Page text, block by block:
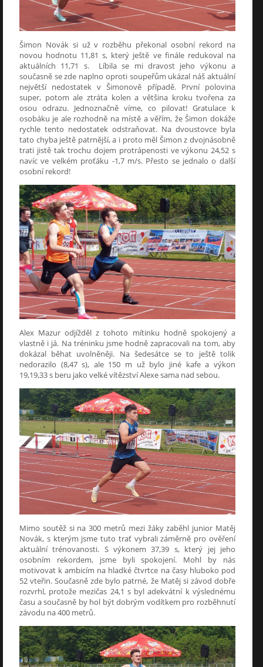
Šimon Novák si už v rozběhu překonal osobní rekord na
novou hodnotu 11,81 s, který ještě ve finále redukoval na
aktuálních 11,71 s. Líbila se mi dravost jeho výkonu a
současně se zde naplno oproti soupeřům ukázal náš aktuální
největší nedostatek v Šimonově případě. První polovina
super, potom ale ztráta kolen a většina kroku tvořena za
osou odrazu. Jednoznačně víme, co pilovat! Gratulace k
osobáku je ale rozhodně na místě a věřím, že Šimon dokáže
rychle tento nedostatek odstraňovat. Na dvoustovce byla
tato chyba ještě patrnější, a i proto měl Šimon z dvojnásobně
trati jistě tak trochu dojem protrápenosti ve výkonu 24,52 s
navíc ve velkém proťáku -1,7 m/s. Přesto se jednalo o další
osobní rekord!
Alex Mazur odjížděl z tohoto mítinku hodně spokojený a
vlastně i já. Na tréninku jsme hodně zapracovali na tom, aby
dokázal běhat uvolněněji. Na šedesátce se to ještě tolik
nedorazilo (8,47 s), ale 150 m už bylo jiné kafe a výkon
19,19,33 s beru jako velké vítězství Alexe sama nad sebou.
Mimo soutěž si na 300 metrů mezi žáky zaběhl junior Matěj
Novák, s kterým jsme tuto trať vybrali záměrně pro ověření
aktuální trénovanosti. S výkonem 37,39 s, který jej jeho
osobním rekordem, jsme byli spokojení. Mohl by nás
motivovat k ambicím na hladké čtvrtce na časy hluboko pod
52 vteřin. Současně zde bylo patrné, že Matěj si závod dobře
rozvrhl, protože mezičas 24,1 s byl adekvátní k výslednému
času a současně by hol být dobrým vodítkem pro rozběhnutí
závodu na 400 metrů.